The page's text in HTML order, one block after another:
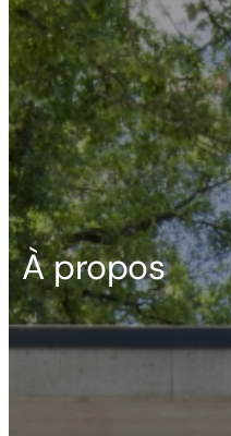
À propos